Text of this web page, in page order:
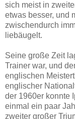
sich meist in
etwas besser, und
zwischendurch
liebäugelt.
Seine große Zeit
Trainer war, und
englischen
englischer
der 1960er konnte
einmal ein paar
zweiter großer